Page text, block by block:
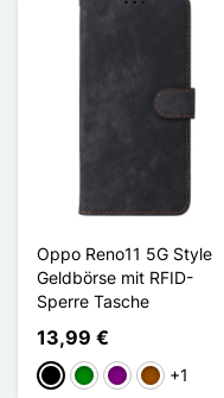
Oppo Reno11 5G Style
Geldbörse mit RFID-
Sperre Tasche
13,99 €
Schwarz
GrünViolettBraun
+1